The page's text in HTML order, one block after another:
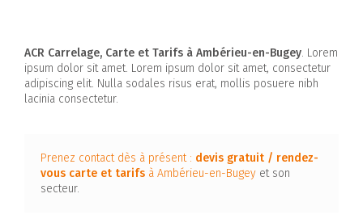
ACR Carrelage, Carte et Tarifs à Ambérieu-en-Bugey. Lorem
ipsum dolor sit amet. Lorem ipsum dolor sit amet, consectetur
adipiscing elit. Nulla sodales risus erat, mollis posuere nibh
lacinia consectetur.
Prenez contact dès à présent : devis gratuit / rendez-
vous carte et tarifs à Ambérieu-en-Bugey et son
secteur.